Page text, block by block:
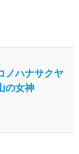
ノハナサクヤ
の女神